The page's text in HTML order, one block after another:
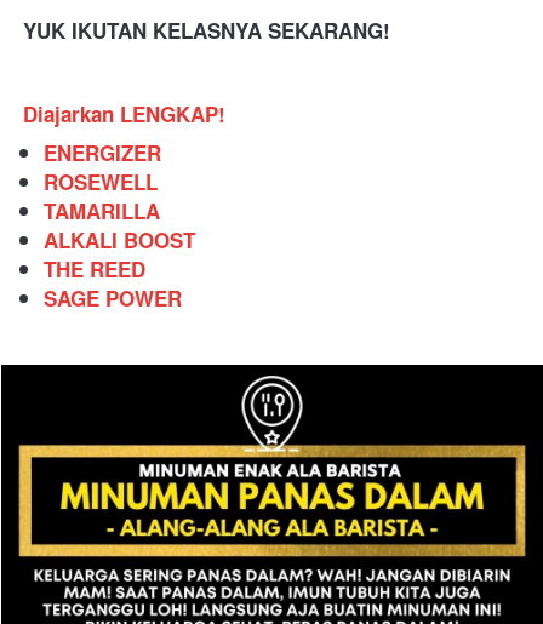
YUK IKUTAN KELASNYA SEKARANG!
Diajarkan LENGKAP!
ENERGIZER
ROSEWELL
TAMARILLA
ALKALI BOOST
THE REED
SAGE POWER